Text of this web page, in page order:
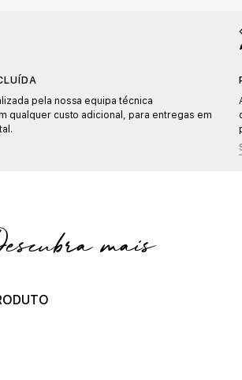
pela nossa equipa técnica
qualquer custo adicional, para entregas em
mais